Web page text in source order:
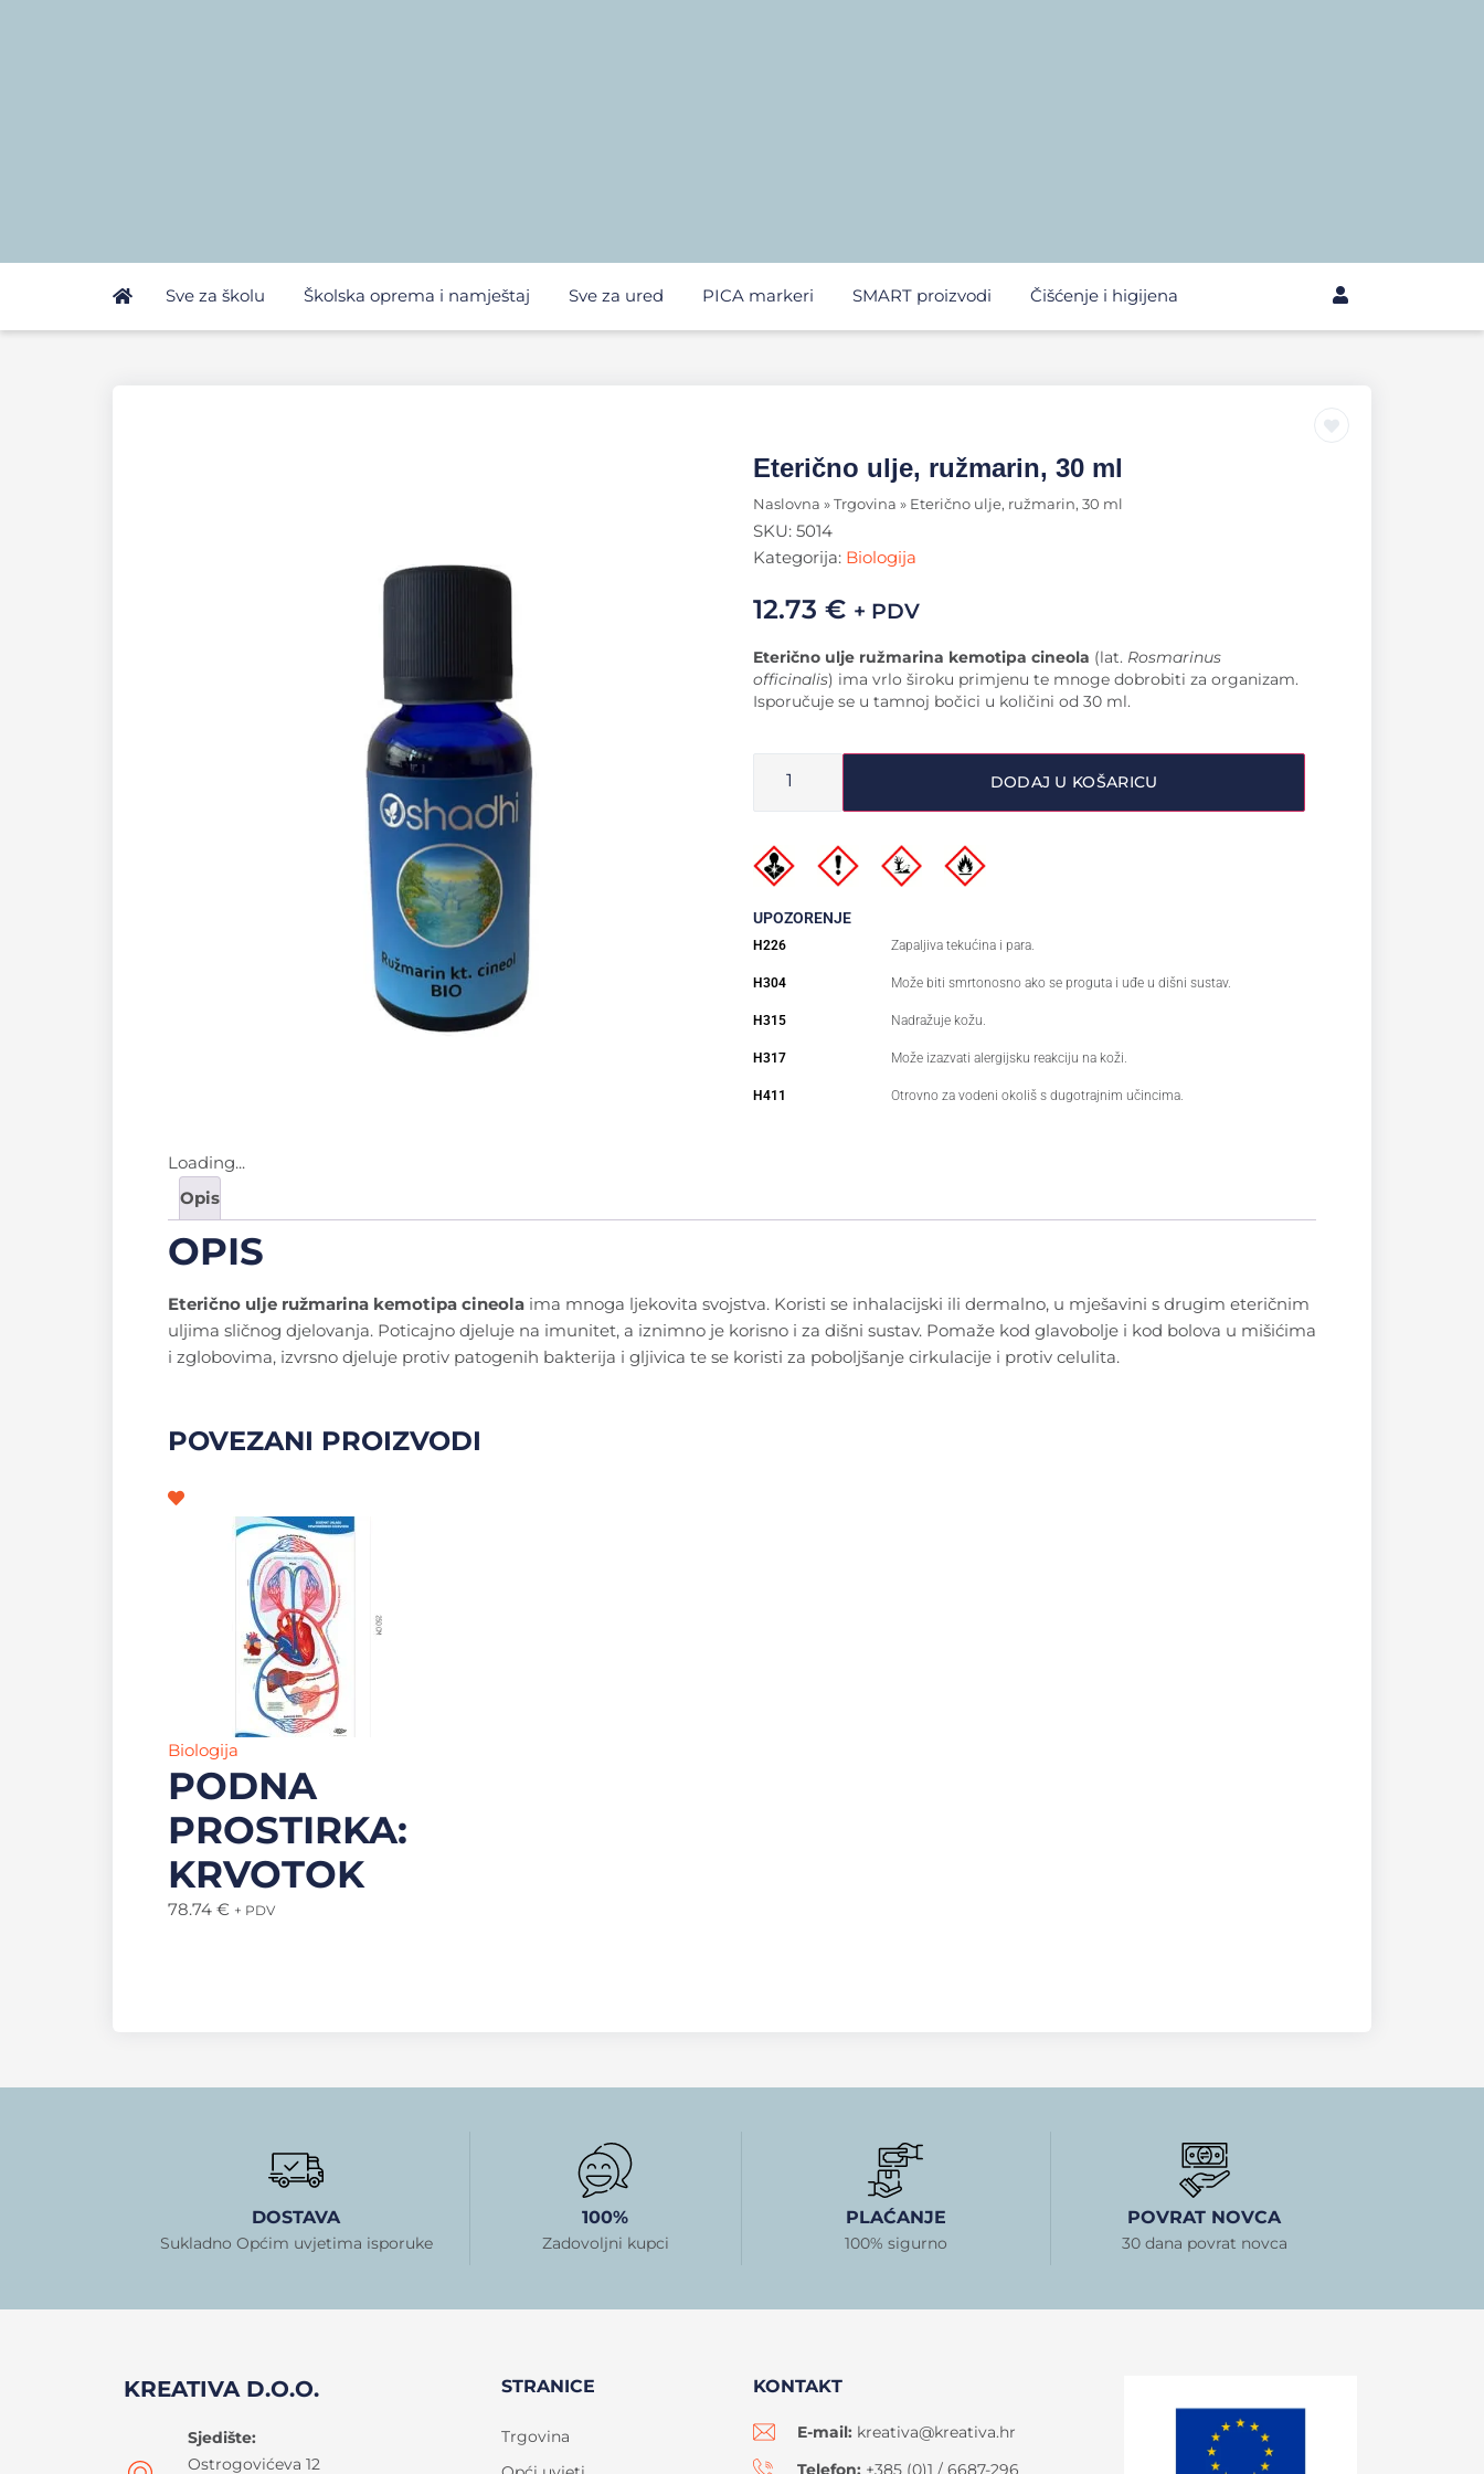
Sve za školu Školska oprema i namještaj Sve za ured PICA markeri SMART proizvodi Čišćenje i higijena
Eterično ulje, ružmarin, 30 ml
Naslovna » Trgovina » Eterično ulje, ružmarin, 30 ml
SKU: 5014
Kategorija: Biologija
12.73 € + PDV
Eterično ulje ružmarina kemotipa cineola (lat. Rosmarinus
officinalis) ima vrlo široku primjenu te mnoge dobrobiti za organizam.
Isporučuje se u tamnoj bočici u količini od 30 ml.
DODAJ U KOŠARICU
UPOZORENJE
H226 Zapaljiva tekućina i para.
H304 Može biti smrtonosno ako se proguta i uđe u dišni sustav.
H315 Nadražuje kožu.
H317 Može izazvati alergijsku reakciju na koži.
H411 Otrovno za vodeni okoliš s dugotrajnim učincima.
Loading...
Opis
OPIS
Eterično ulje ružmarina kemotipa cineola ima mnoga ljekovita svojstva. Koristi se inhalacijski ili dermalno, u mješavini s drugim eteričnim
uljima sličnog djelovanja. Poticajno djeluje na imunitet, a iznimno je korisno i za dišni sustav. Pomaže kod glavobolje i kod bolova u mišićima
i zglobovima, izvrsno djeluje protiv patogenih bakterija i gljivica te se koristi za poboljšanje cirkulacije i protiv celulita.
POVEZANI PROIZVODI
Biologija
PODNA
PROSTIRKA:
KRVOTOK
78.74 € + PDV
DOSTAVA
Sukladno Općim uvjetima isporuke
100%
Zadovoljni kupci
PLAĆANJE
100% sigurno
POVRAT NOVCA
30 dana povrat novca
KREATIVA D.O.O.
Sjedište:
Ostrogovićeva 12
STRANICE
Trgovina
KONTAKT
E-mail: kreativa@kreativa.hr
Telefon: +385 (0)1 / 6687-296